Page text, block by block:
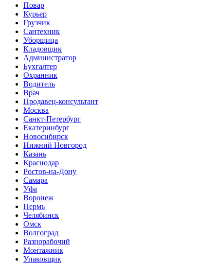
Повар
Курьер
Грузчик
Сантехник
Уборщица
Кладовщик
Администратор
Бухгалтер
Охранник
Водитель
Врач
Продавец-консультант
Москва
Санкт-Петербург
Екатеринбург
Новосибирск
Нижний Новгород
Казань
Краснодар
Ростов-на-Дону
Самара
Уфа
Воронеж
Пермь
Челябинск
Омск
Волгоград
Разнорабочий
Монтажник
Упаковщик